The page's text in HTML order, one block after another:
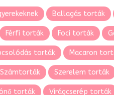
Ballagás torták
Férfi torták Foci torták
torták Macaron
Számtorták Szerelem torták
torták Virágcserép torták